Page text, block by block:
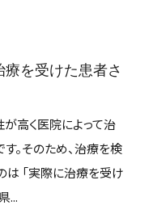
を受けた患者さ
が高く医院によって治
。そのため、治療を検
は 「実際に治療を受け
...